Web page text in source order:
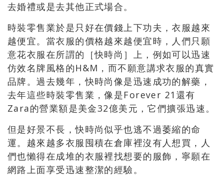
去婚禮或是去其他正式場合。
時裝零售業於是只好在價錢上下功夫，衣服越來
越便宜。當衣服的價格越來越便宜時，人們只願
意花衣服在所謂的［快時尚］上，例如可以迅速
仿效名牌風格的H&M，而不願意講求衣服的真實
品牌。過去幾年，快時尚像是迅速成功的解藥，
去年這些時裝零售業，像是Forever 21還有
Zara的營業額是美金32億美元，它們擴張迅速。
但是好景不長，快時尚似乎也逃不過萎縮的命
運。越來越多衣服囤積在倉庫裡沒有人想買，人
們也懶得在成堆的衣服裡找想要的服飾，寧願在
網路上面享受迅速整潔的經驗。